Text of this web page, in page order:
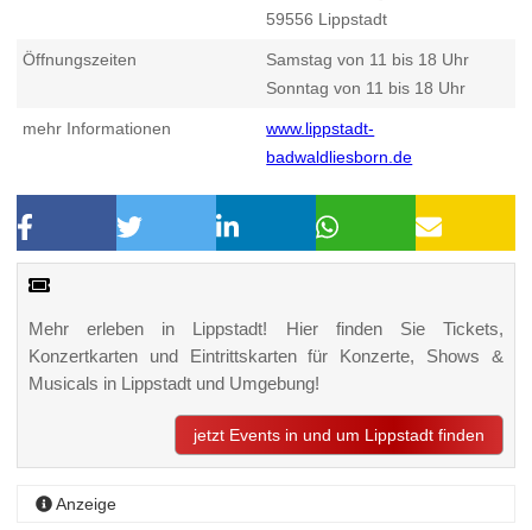
59556 Lippstadt
Öffnungszeiten
Samstag von 11 bis 18 Uhr
Sonntag von 11 bis 18 Uhr
mehr Informationen
www.lippstadt-
badwaldliesborn.de
Mehr erleben in Lippstadt! Hier finden Sie Tickets,
Konzertkarten und Eintrittskarten für Konzerte, Shows &
Musicals in Lippstadt und Umgebung!
jetzt Events in und um Lippstadt finden
Anzeige